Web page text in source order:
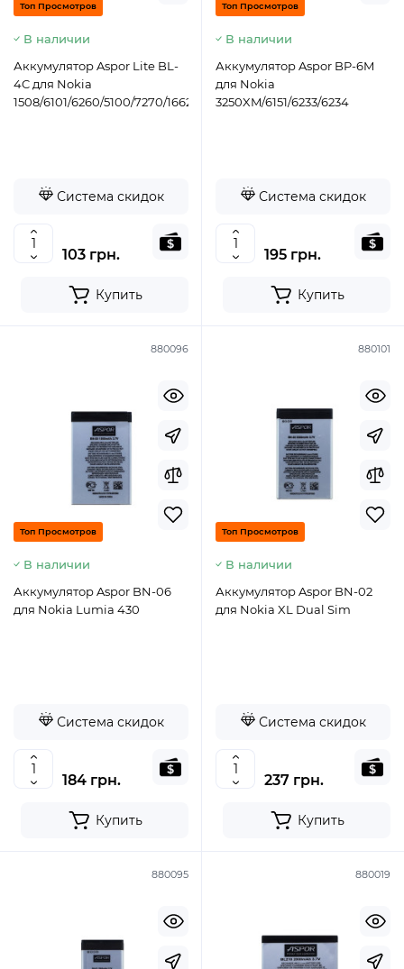
Топ Просмотров
В наличии
Аккумулятор Aspor Lite BL-
4C для Nokia
1508/6101/6260/5100/7270/1662
Система скидок
103 грн.
Купить
Топ Просмотров
В наличии
Аккумулятор Aspor BP-6M
для Nokia
3250XM/6151/6233/6234
Система скидок
195 грн.
Купить
880096
Топ Просмотров
В наличии
Аккумулятор Aspor BN-06
для Nokia Lumia 430
Система скидок
184 грн.
Купить
880101
Топ Просмотров
В наличии
Аккумулятор Aspor BN-02
для Nokia XL Dual Sim
Система скидок
237 грн.
Купить
880095 880019